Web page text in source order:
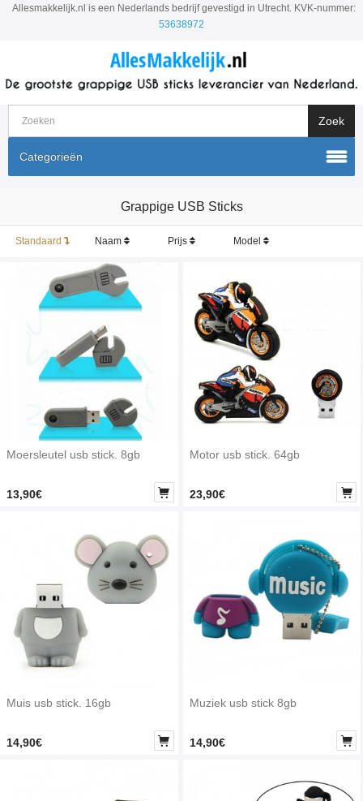
Allesmakkelijk.nl is een Nederlands bedrijf gevestigd in Utrecht. KVK-nummer:
53638972
Categorieën
Grappige USB Sticks
Standaard Naam Prijs Model
Moersleutel usb stick. 8gb
13,90€ 
Motor usb stick. 64gb
23,90€ 
Muis usb stick. 16gb
14,90€ 
Muziek usb stick 8gb
14,90€ 